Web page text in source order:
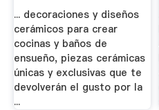
... decoraciones y diseños
cerámicos para crear
cocinas y baños de
ensueño, piezas cerámicas
únicas y exclusivas que te
devolverán el gusto por la
...